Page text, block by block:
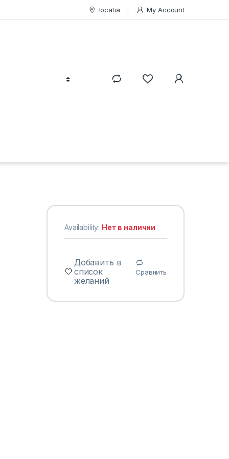
locatia My Account
Availability: Нет в наличии
Добавить в
список
желаний
Сравнить